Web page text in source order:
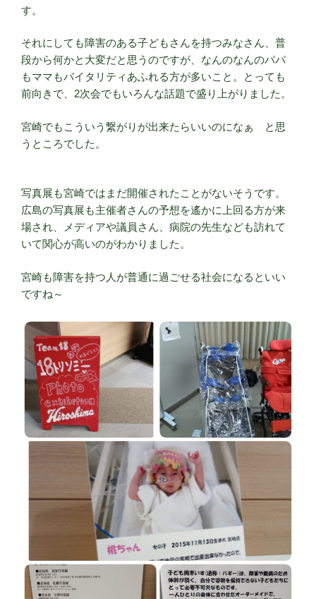
す。
それにしても障害のある子どもさんを持つみなさん、普
段から何かと大変だと思うのですが、なんのなんのパパ
もママもバイタリティあふれる方が多いこと。とっても
前向きで、2次会でもいろんな話題で盛り上がりました。
宮崎でもこういう繋がりが出来たらいいのになぁ と思
うところでした。
写真展も宮崎ではまだ開催されたことがないそうです。
広島の写真展も主催者さんの予想を遙かに上回る方が来
場され、メディアや議員さん、病院の先生なども訪れて
いて関心が高いのがわかりました。
宮崎も障害を持つ人が普通に過ごせる社会になるといい
ですね～